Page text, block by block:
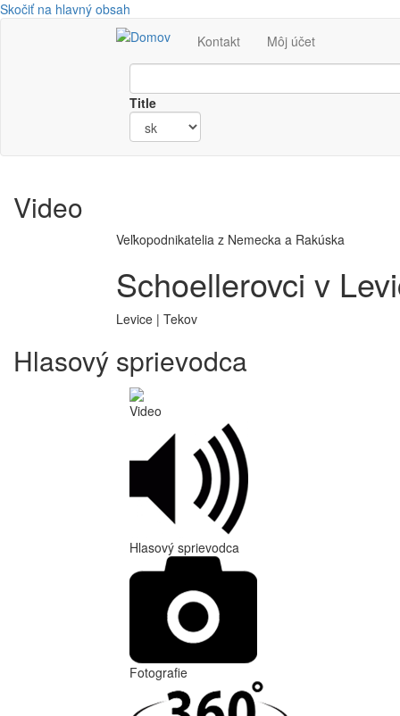
Skočiť na hlavný obsah
Kontakt
Môj účet
Title
Video
Veľkopodnikatelia z Nemecka a Rakúska
Schoellerovci v
Levice | Tekov
Hlasový sprievodca
Video
Hlasový sprievodca
Fotografie